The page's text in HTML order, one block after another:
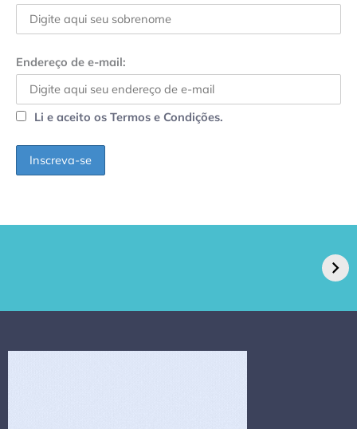
Endereço de e-mail:
Li e aceito os Termos e Condições.
caso de superfungo